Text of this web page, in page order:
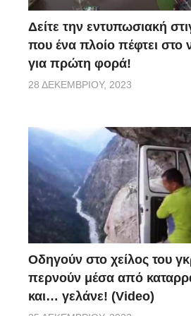
ηθοποιός και απολαμβάνει
αν πρόκειται για πραγματικό
με ένα λευκό… Lada.
Δείτε την εντυπωσιακή
που ένα πλοίο πέφτει στο
για πρώτη φορά!
28 ΔΕΚΕΜΒΡΊΟΥ, 2023
Οδηγούν στο χείλος του
περνούν μέσα από
και… γελάνε! (Video)